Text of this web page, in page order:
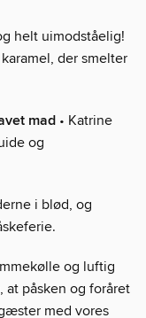
helt uimodståelig!
der smelter
mad • Katrine
og
i blød, og
og luftig
at påsken og foråret
med vores